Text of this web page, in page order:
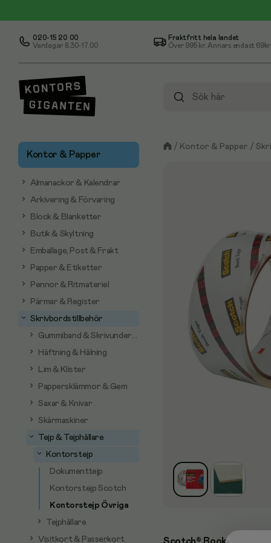
020-15 20 00
Vardagar 8.30-17.00
Fraktfritt hela landet
Över 995 kr. Annars endast 69kr
Kontor & Papper
Almanackor & Kalendrar
Arkivering & Förvaring
Block & Blanketter
Butik & Skyltning
Emballage, Post & Frakt
Papper & Etiketter
Pennor & Ritmateriel
Pärmar & Register
Skrivbordstillbehör
Gummiband & Skrivunderlägg
Häftning & Hålning
Lim & Klister
Pappersklämmor & Gem
Saxar & Knivar
Skärmaskiner
Tejp & Tejphållare
Kontorstejp
Dokumenttejp
Kontorstejp Scotch
Kontorstejp Övriga
Tejphållare
Visitkort & Passerkort
/ Kontor & Papper /